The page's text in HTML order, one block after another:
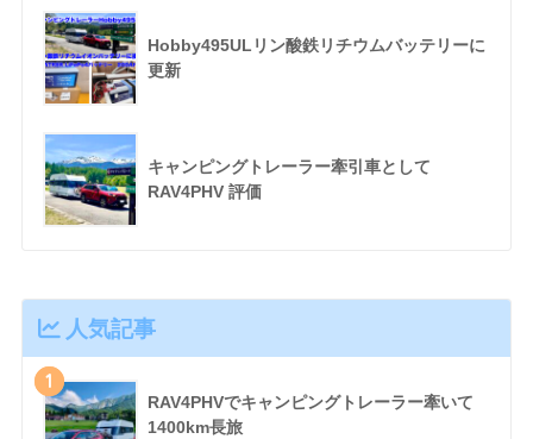
Hobby495ULリン酸鉄リチウムバッテリーに
更新
キャンピングトレーラー牽引車として
RAV4PHV 評価
人気記事
1
RAV4PHVでキャンピングトレーラー牽いて
1400km長旅